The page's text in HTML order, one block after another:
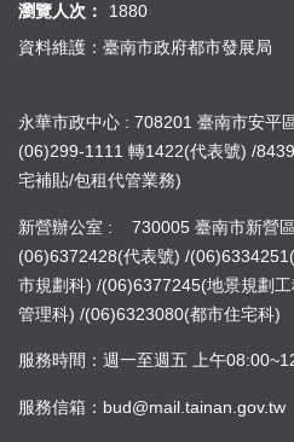
瀏覽人次：
1880
資料維護：臺南市政府都市發展局
永華市政中心 : 708201 臺南市安
(06)299-1111 轉1422(代表號) /
宅補貼/包租代管業務)
新營辦公室 : 730005 臺南市新營
(06)6372428(代表號) /
市規劃科) /(06)6377245(地景規劃
管理科) /(06)6323080(都市住宅科)
服務時間：週一至週五 上午
服務信箱：bud@mail.tainan.gov.tw